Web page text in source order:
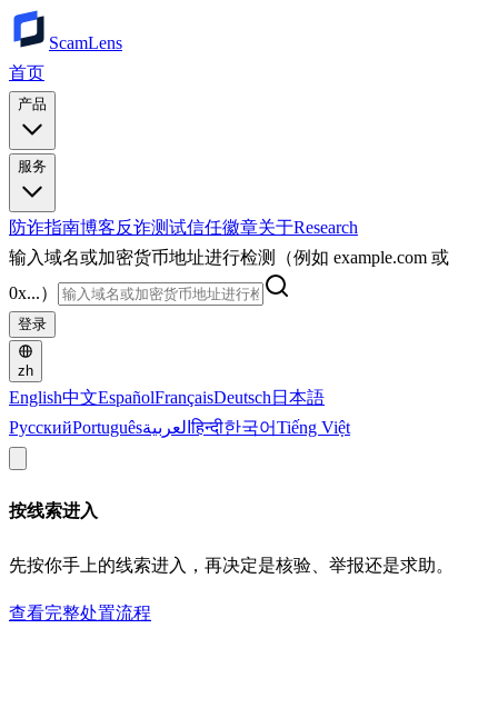
ScamLens
首页
产品
服务
防诈指南博客反诈测试信任徽章关于Research
输入域名或加密货币地址进行检测（例如 example.com 或
0x...）
登录
zh
English中文EspañolFrançaisDeutsch 日本語
РусскийPortuguêsالعربيةहिन्दी한국어Tiếng Việt
按线索进入
先按你手上的线索进入，再决定是核验、举报还是求助。
查看完整处置流程